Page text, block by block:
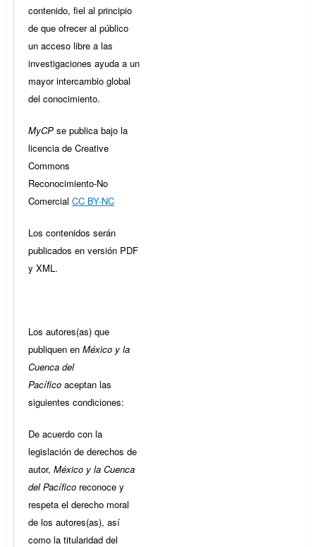
contenido, fiel al principio
de que ofrecer al público
un acceso libre a las
investigaciones ayuda a un
mayor intercambio global
del conocimiento.
MyCP se publica bajo la
licencia de Creative
Commons
Reconocimiento-No
Comercial CC BY-NC
Los contenidos serán
publicados en versión PDF
y XML.
Los autores(as) que
publiquen en México y la
Cuenca del
Pacífico aceptan las
siguientes condiciones:
De acuerdo con la
legislación de derechos de
autor, México y la Cuenca
del Pacífico reconoce y
respeta el derecho moral
de los autores(as), así
como la titularidad del